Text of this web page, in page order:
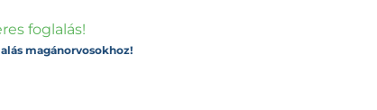
foglalás!
magánorvosokhoz!